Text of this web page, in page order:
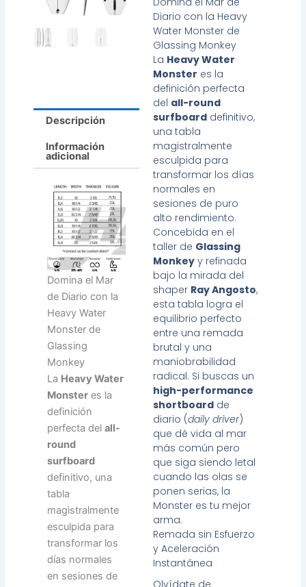
Diario con la Heavy
Water Monster de
Glassing Monkey
La Heavy Water
Monster es la
definición perfecta
del all-round
surfboard definitivo,
una tabla
magistralmente
esculpida para
transformar los días
normales en
sesiones de puro
alto rendimiento.
Concebida en el
taller de Glassing
Monkey y refinada
bajo la mirada del
shaper Ray Angosto,
esta tabla logra el
equilibrio perfecto
entre una remada
brutal y una
maniobrabilidad
radical. Si buscas un
high-performance
shortboard de
diario (daily driver)
que dé vida al mar
más común pero
que siga siendo letal
cuando las olas se
ponen serias, la
Monster es tu mejor
arma.
Remada sin Esfuerzo
y Aceleración
Instantánea
Olvídate de
Descripción
Información
adicional
Domina el Mar
de Diario con la
Heavy Water
Monster de
Glassing
Monkey
La Heavy Water
Monster es la
definición
perfecta delall-
round
surfboard
definitivo, una
tabla
magistralmente
esculpida para
transformar los
días normales
en sesiones de